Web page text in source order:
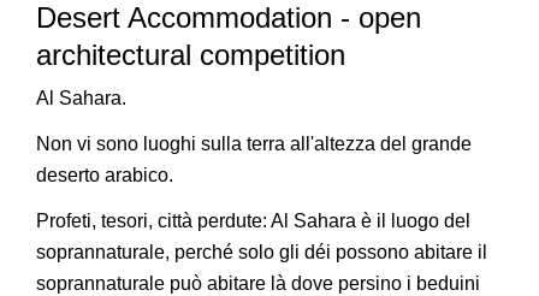
Desert Accommodation - open
architectural competition
Al Sahara.
Non vi sono luoghi sulla terra all'altezza del grande
deserto arabico.
Profeti, tesori, città perdute: Al Sahara è il luogo del
soprannaturale, perché solo gli déi possono abitare il
soprannaturale può abitare là dove persino i beduini